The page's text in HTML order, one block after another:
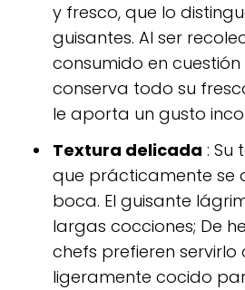
y fresco, que lo
guisantes. Al ser
consumido en
conserva todo su
le aporta un gusto
Textura delicada : Su
que prácticamente se
boca. El guisante
largas cocciones; De
chefs prefieren servirlo
ligeramente cocido